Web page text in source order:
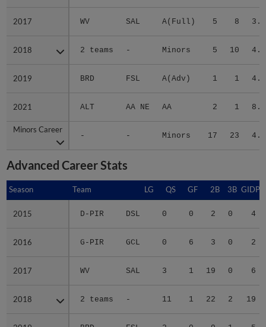
2017 WV SAL A(Full) 5 8
2018 2 teams - Minors 5 10
2019 BRD FSL A(Adv) 1 1
2021 ALT AA NE AA 2 1
Minors Career
- - Minors 17 23
2017
2018
2019
2021
Minors Career
Advanced Career Stats
Season Team LG QS GF 2B 3B GIDP
2015 D-PIR DSL 0 0 2 0 4
2016 G-PIR GCL 0 6 3 0 2
2017 WV SAL 3 1 19 0 6
2018 2 teams - 11 1 22 2 19
Season
2015
2016
2017
2018